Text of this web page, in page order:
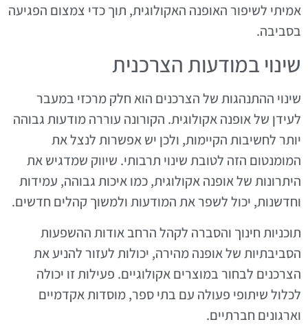
אמיתי לשיפור האופנה האקולוגית, תוך כדי צמצום הפגיעה
בסביבה.
שינוי במודעות הצרכנית
שינוי ההתנהגות של הצרכנים הוא חלק מרכזי במעבר
לעידן של אופנה אקולוגית. הקורונה עוררה מודעות גבוהה
יותר לחשיבות הקיימות, ולכן יש אפשרות לנצל את
המומנטום הזה לטובת שינוי תרבותי. שיווק שמדגיש את
היתרונות של אופנה אקולוגית, כמו איכות גבוהה, עמידות
וחדשנות, יכול לשפר את המודעות ולמשוך קהלים חדשים.
תוכניות חינוך והסברה לקהל הרחב אודות ההשפעות
הסביבתיות של אופנה מהירה, יכולות לעזור להניע את
הצרכנים לבחור במוצרים אקולוגיים. פעילות זו יכולה
לכלול שיתופי פעולה עם בתי ספר, מוסדות אקדמיים
וארגונים חברתיים.